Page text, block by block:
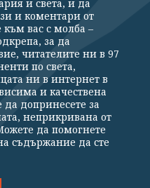
за поверителност
Контакти
За Клуб Z
ни
Медия“ ЕООД, София, ул. "Алеко
2026 „Клуб Зебра Медия“
и видео от www.clubz.bg без
и света, и да
и коментари от
вас с молба –
за да
читателите ни в 97
по света,
ни в интернет в
и качествена
допринесете за
неприкривана от
да помогнете
съдържание да сте